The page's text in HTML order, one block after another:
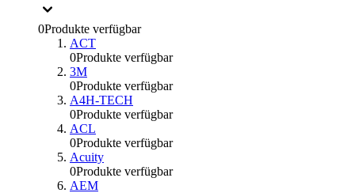
0Produkte verfügbar
ACT
0Produkte verfügbar
3M
0Produkte verfügbar
A4H-TECH
0Produkte verfügbar
ACL
0Produkte verfügbar
Acuity
0Produkte verfügbar
AEM